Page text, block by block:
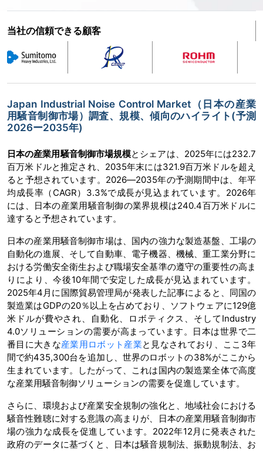
当社の信頼できる顧客
Japan Industrial Noise Control Market（日本の産業
用騒音制御市場）調査、規模、傾向のハイライト(予測
2026ー2035年)
日本の産業用騒音制御市場規模とシェアは、2025年には232.7
百万米ドルと推定され、2035年末には321.9百万米ドルを超え
ると予想されています。2026―2035年の予測期間中は、年平
均成長率（CAGR）3.3%で成長が見込まれています。2026年
には、日本の産業用騒音制御の業界規模は240.4百万米ドルに
達すると予想されています。
日本の産業用騒音制御市場は、国内の強力な製造基盤、工場の
自動化の進展、そして自動車、電子機器、機械、重工業分野に
おける労働安全衛生および職場安全基準の遵守の重要性の高ま
りにより、今後10年間で安定した成長が見込まれています。
2025年4月に国際貿易管理局が発表した記事によると、同国の
製造業はGDPの20％以上を占めており、ソフトウェアに129億
米ドルが費やされ、自動化、ロボティクス、そしてIndustry
4.0ソリューションの需要が高まっています。日本は世界で二
番目に大きな産業用ロボット産業と見なされており、ここ3年
間で約435,300台を追加し、世界のロボットの38%がここから
生まれています。したがって、これは国内の製造業全体で高度
な産業用騒音制御ソリューションの需要を促進しています。
さらに、環境および産業安全規制の強化と、地域社会における
騒音性難聴に対する意識の高まりが、日本の産業用騒音制御市
場の強力な成長を促進しています。2022年12月に発表された
政府のデータに基づくと、日本は騒音規制法、振動規制法、お